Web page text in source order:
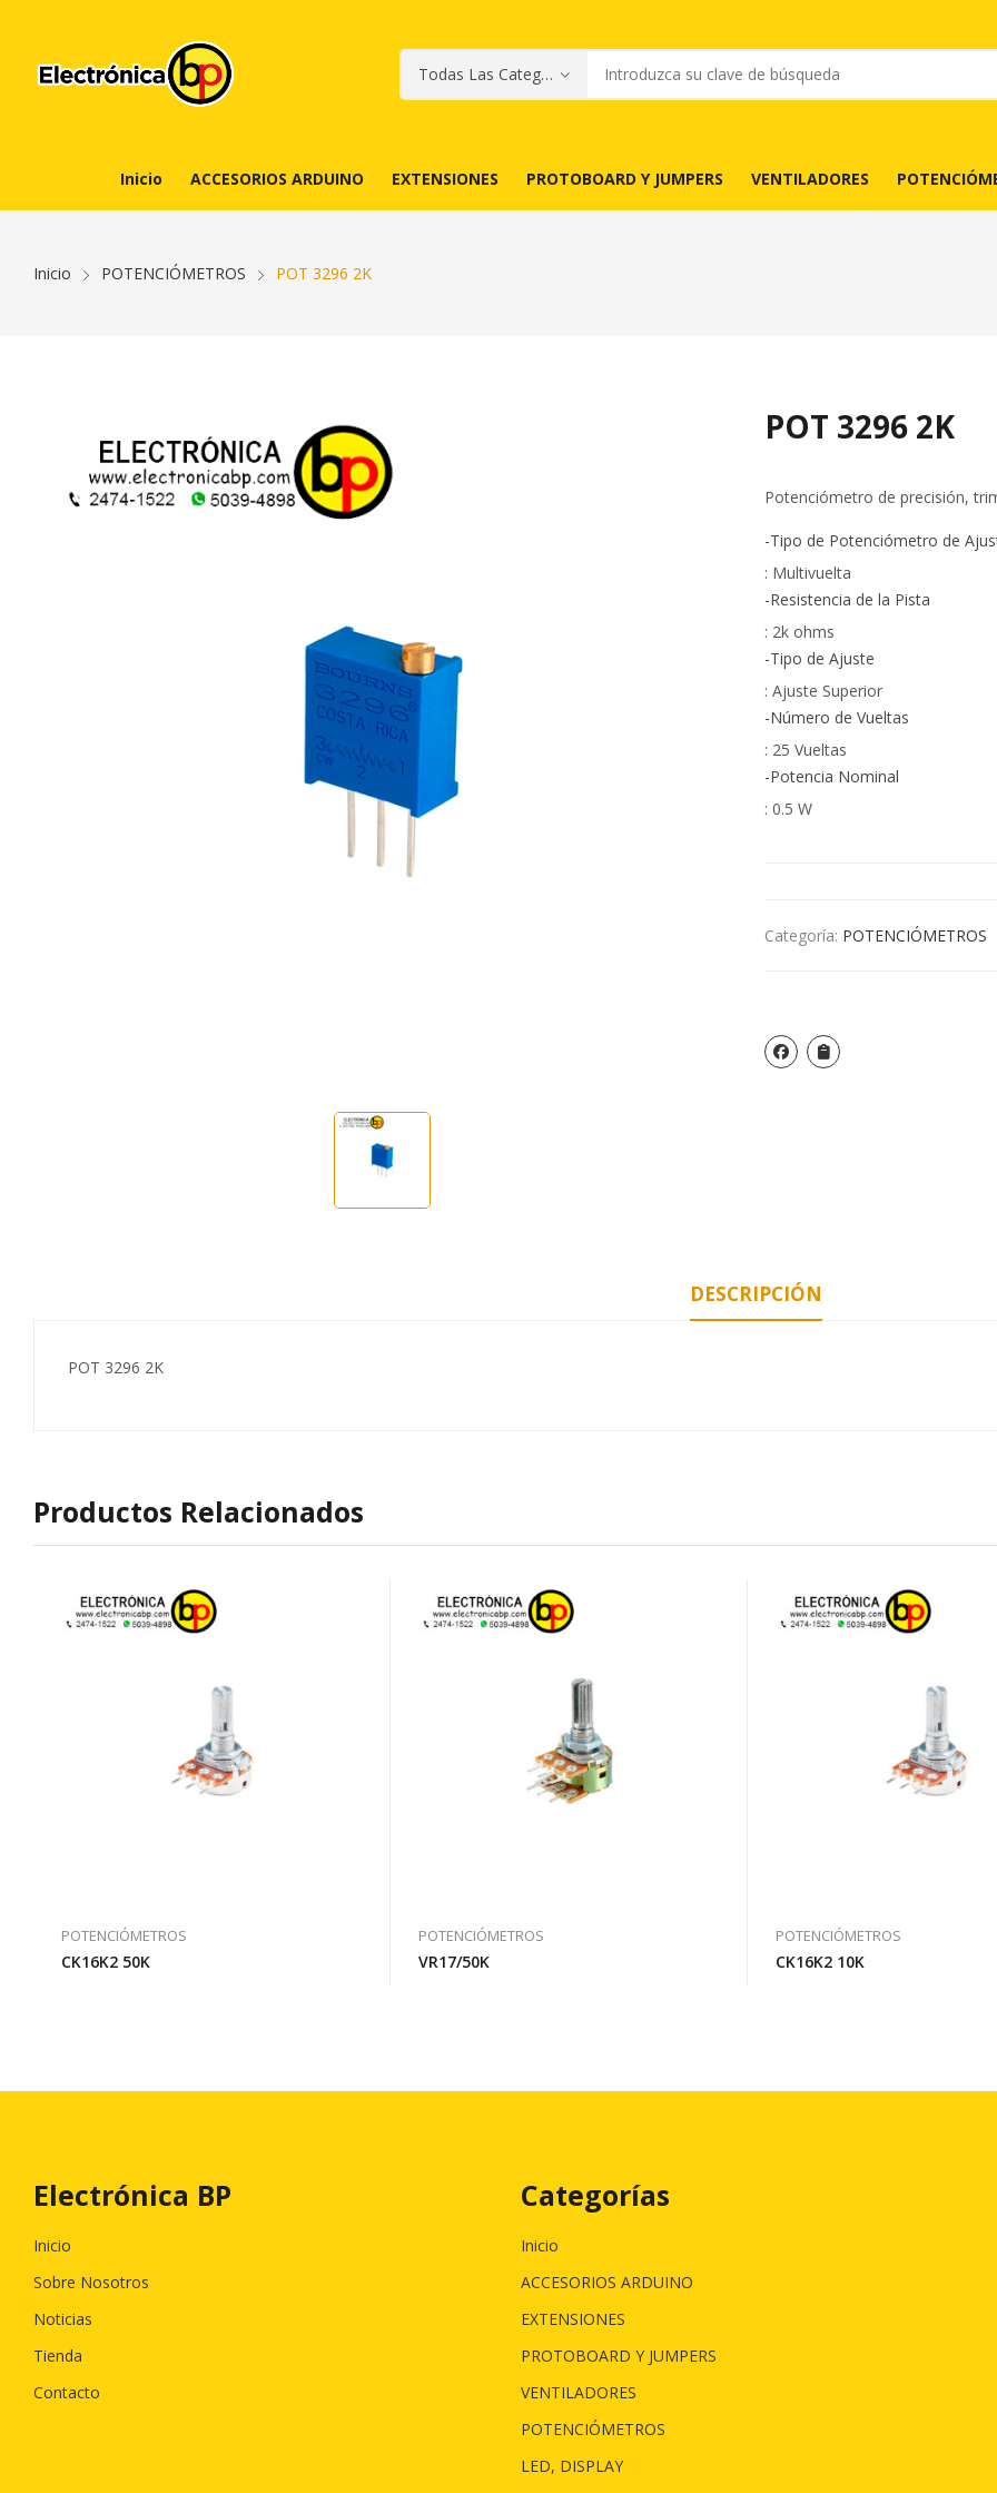
Inicio ACCESORIOS ARDUINO EXTENSIONES PROTOBOARD Y JUMPERS VENTILADORES
Inicio POTENCIÓMETROS POT 3296 2K
POT 3296 2K
Potenciómetro de precisión,
-Tipo de Potenciómetro de
: Multivuelta
-Resistencia de la Pista
: 2k ohms
-Tipo de Ajuste
: Ajuste Superior
-Número de Vueltas
: 25 Vueltas
-Potencia Nominal
: 0.5 W
Categoría: POTENCIÓMETROS
DESCRIPCIÓN
POT 3296 2K
Productos Relacionados
POTENCIÓMETROS
CK16K2 50K
POTENCIÓMETROS
VR17/50K
POTENCIÓMETROS
CK16K2 10K
Electrónica BP
Inicio
Sobre Nosotros
Noticias
Tienda
Contacto
Categorías
Inicio
ACCESORIOS ARDUINO
EXTENSIONES
PROTOBOARD Y JUMPERS
VENTILADORES
POTENCIÓMETROS
LED, DISPLAY